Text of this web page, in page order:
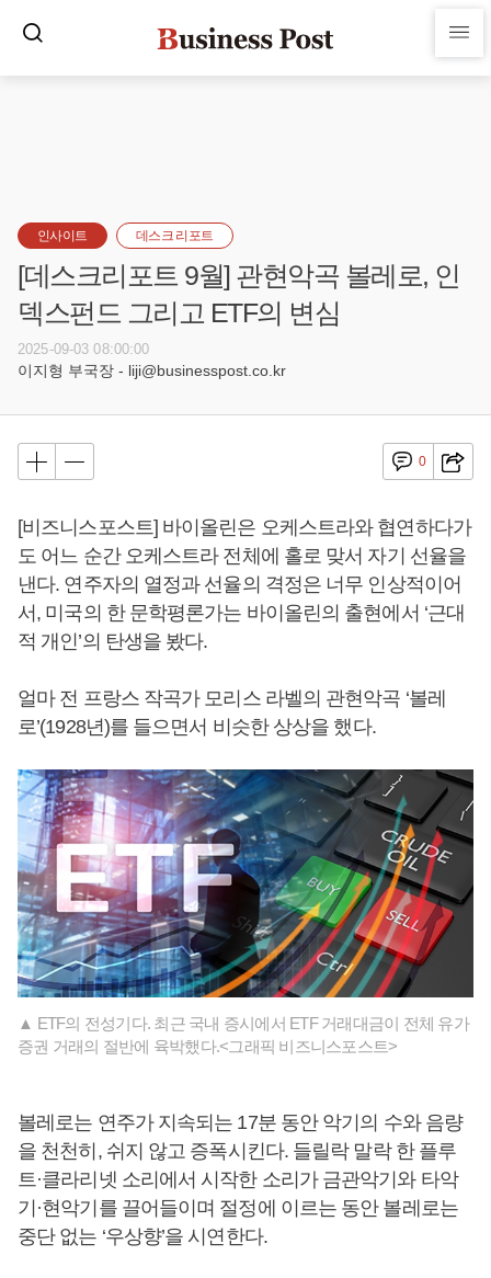
인사이트 데스크 리포트
[데스크리포트 9월] 관현악곡 볼레로, 인
덱스펀드 그리고 ETF의 변심
2025-09-03 08:00:00
이지형 부국장 - liji@businesspost.co.kr
0
[비즈니스포스트] 바이올린은 오케스트라와 협연하다가
도 어느 순간 오케스트라 전체에 홀로 맞서 자기 선율을
낸다. 연주자의 열정과 선율의 격정은 너무 인상적이어
서, 미국의 한 문학평론가는 바이올린의 출현에서 ‘근대
적 개인’의 탄생을 봤다.
얼마 전 프랑스 작곡가 모리스 라벨의 관현악곡 ‘볼레
로’(1928년)를 들으면서 비슷한 상상을 했다.
▲ ETF의 전성기다. 최근 국내 증시에서 ETF 거래대금이 전체 유가
증권 거래의 절반에 육박했다.<그래픽 비즈니스포스트>
볼레로는 연주가 지속되는 17분 동안 악기의 수와 음량
을 천천히, 쉬지 않고 증폭시킨다. 들릴락 말락 한 플루
트·클라리넷 소리에서 시작한 소리가 금관악기와 타악
기·현악기를 끌어들이며 절정에 이르는 동안 볼레로는
중단 없는 ‘우상향’을 시연한다.